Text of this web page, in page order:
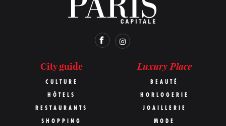
City guide
CULTURE
HÔTELS
RESTAURANTS
SHOPPING
Luxury Place
BEAUTÉ
HORLOGERIE
JOAILLERIE
MODE